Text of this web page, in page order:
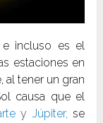
incluso es el
estaciones en
al tener un gran
causa que el
y Júpiter, se